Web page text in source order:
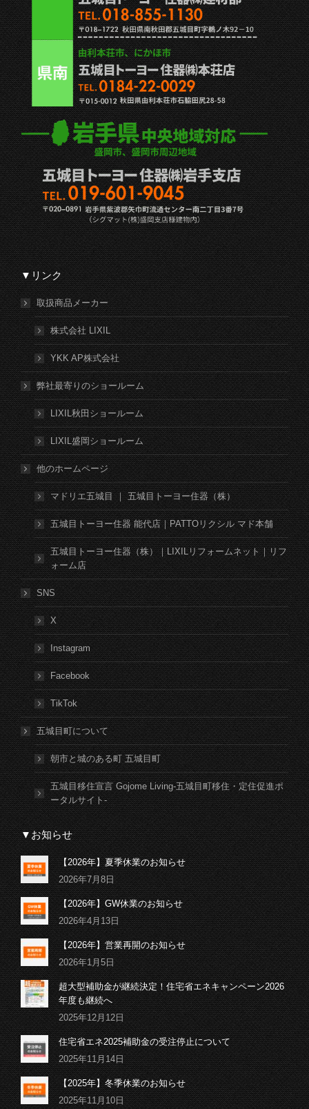
▼リンク
取扱商品メーカー
株式会社 LIXIL
YKK AP株式会社
弊社最寄りのショールーム
LIXIL秋田ショールーム
LIXIL盛岡ショールーム
他のホームページ
マドリエ五城目 ｜ 五城目トーヨー住器（株）
五城目トーヨー住器 能代店｜PATTOリクシル マド本舗
五城目トーヨー住器（株）｜LIXILリフォームネット｜リフ
ォーム店
SNS
X
Instagram
Facebook
TikTok
五城目町について
朝市と城のある町 五城目町
五城目移住宣言 Gojome Living-五城目町移住・定住促進ポ
ータルサイト-
▼お知らせ
【2026年】夏季休業のお知らせ
2026年7月8日
【2026年】GW休業のお知らせ
2026年4月13日
【2026年】営業再開のお知らせ
2026年1月5日
超大型補助金が継続決定！住宅省エネキャンペーン2026
年度も継続へ
2025年12月12日
住宅省エネ2025補助金の受注停止について
2025年11月14日
【2025年】冬季休業のお知らせ
2025年11月10日